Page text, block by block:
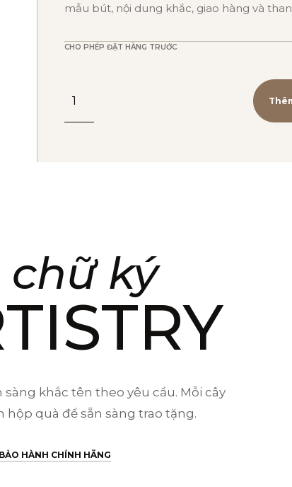
mẫu bút, nội dung khắc, giao hàng và
CHO PHÉP ĐẶT HÀNG TRƯỚC
Black
CT
TB-
1950795
(3501179507958)
lượng
chữ ký
khắc tên theo yêu cầu. Mỗi cây
hộp quà để sẵn sàng trao tặng.
BẢO HÀNH CHÍNH HÃNG